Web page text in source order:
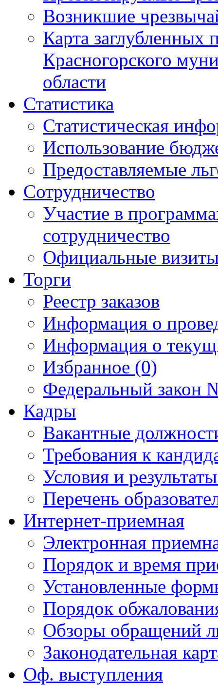
Возникшие
Карта
Красногорского
области
Статистика
Статистическая
Использование
Предоставляемые
Сотрудничество
Участие в
сотрудничество
Официальные
Торги
Реестр заказов
Информация о
Информация о
Избранное (0)
Федеральный закон
Кадры
Вакантные
Требования к
Условия и
Перечень
Интернет-приемная
Электронная
Порядок и время
Установленные
Порядок
Обзоры обращений
Законодательная
Оф. выступления